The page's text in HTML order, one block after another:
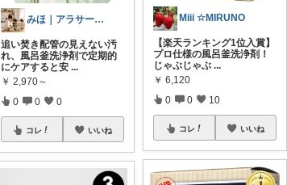
みほ｜アラサー主婦｜共働き｜2児育児中
追い焚き配管の見えない汚
れ、風呂釜洗浄剤で定期的
にケアすると安 ...
￥ 2,970～
0 0 0
コレ いいね
Miii ☆MIRUNO
【楽天ランキング1位入賞】
プロ仕様の風呂釜洗浄剤！
じゃぶじゃぶ ...
￥ 6,120
0 0 10
コレ いいね